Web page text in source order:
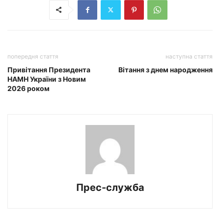
попередня стаття
Привітання Президента
НАМН України з Новим
2026 роком
наступна стаття
Вітання з днем народження
Прес-служба